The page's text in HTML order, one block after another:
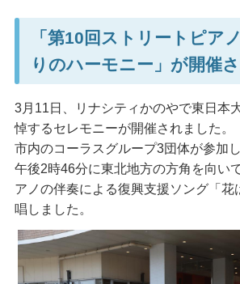
「第10回ストリートピア
りのハーモニー」が開催
3月11日、リナシティかのやで東日本
悼するセレモニーが開催されました。
市内のコーラスグループ3団体が参加
午後2時46分に東北地方の方角を向い
アノの伴奏による復興支援ソング「花
唱しました。